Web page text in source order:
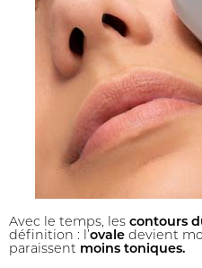
Avec le temps, les contours
définition : l’ovale devient
paraissent moins toniques.